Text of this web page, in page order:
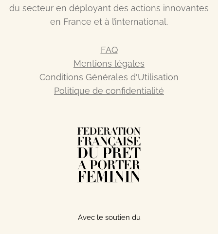
du secteur en déployant des actions innovantes
en France et à l’international.
FAQ
Mentions légales
Conditions Générales d'Utilisation
Politique de confidentialité
Avec le soutien du